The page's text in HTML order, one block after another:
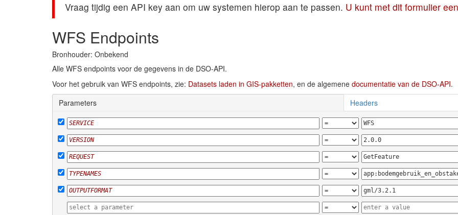
Vraag tijdig een API key aan om uw systemen hierop aan te passen. U kunt met dit formulier
WFS Endpoints
Bronhouder: Onbekend
Alle WFS endpoints voor de gegevens in de DSO-API.
Voor het gebruik van WFS endpoints, zie: Datasets laden in GIS-pakketten, en de algemene documentatie van de DSO-API.
Parameters
Headers